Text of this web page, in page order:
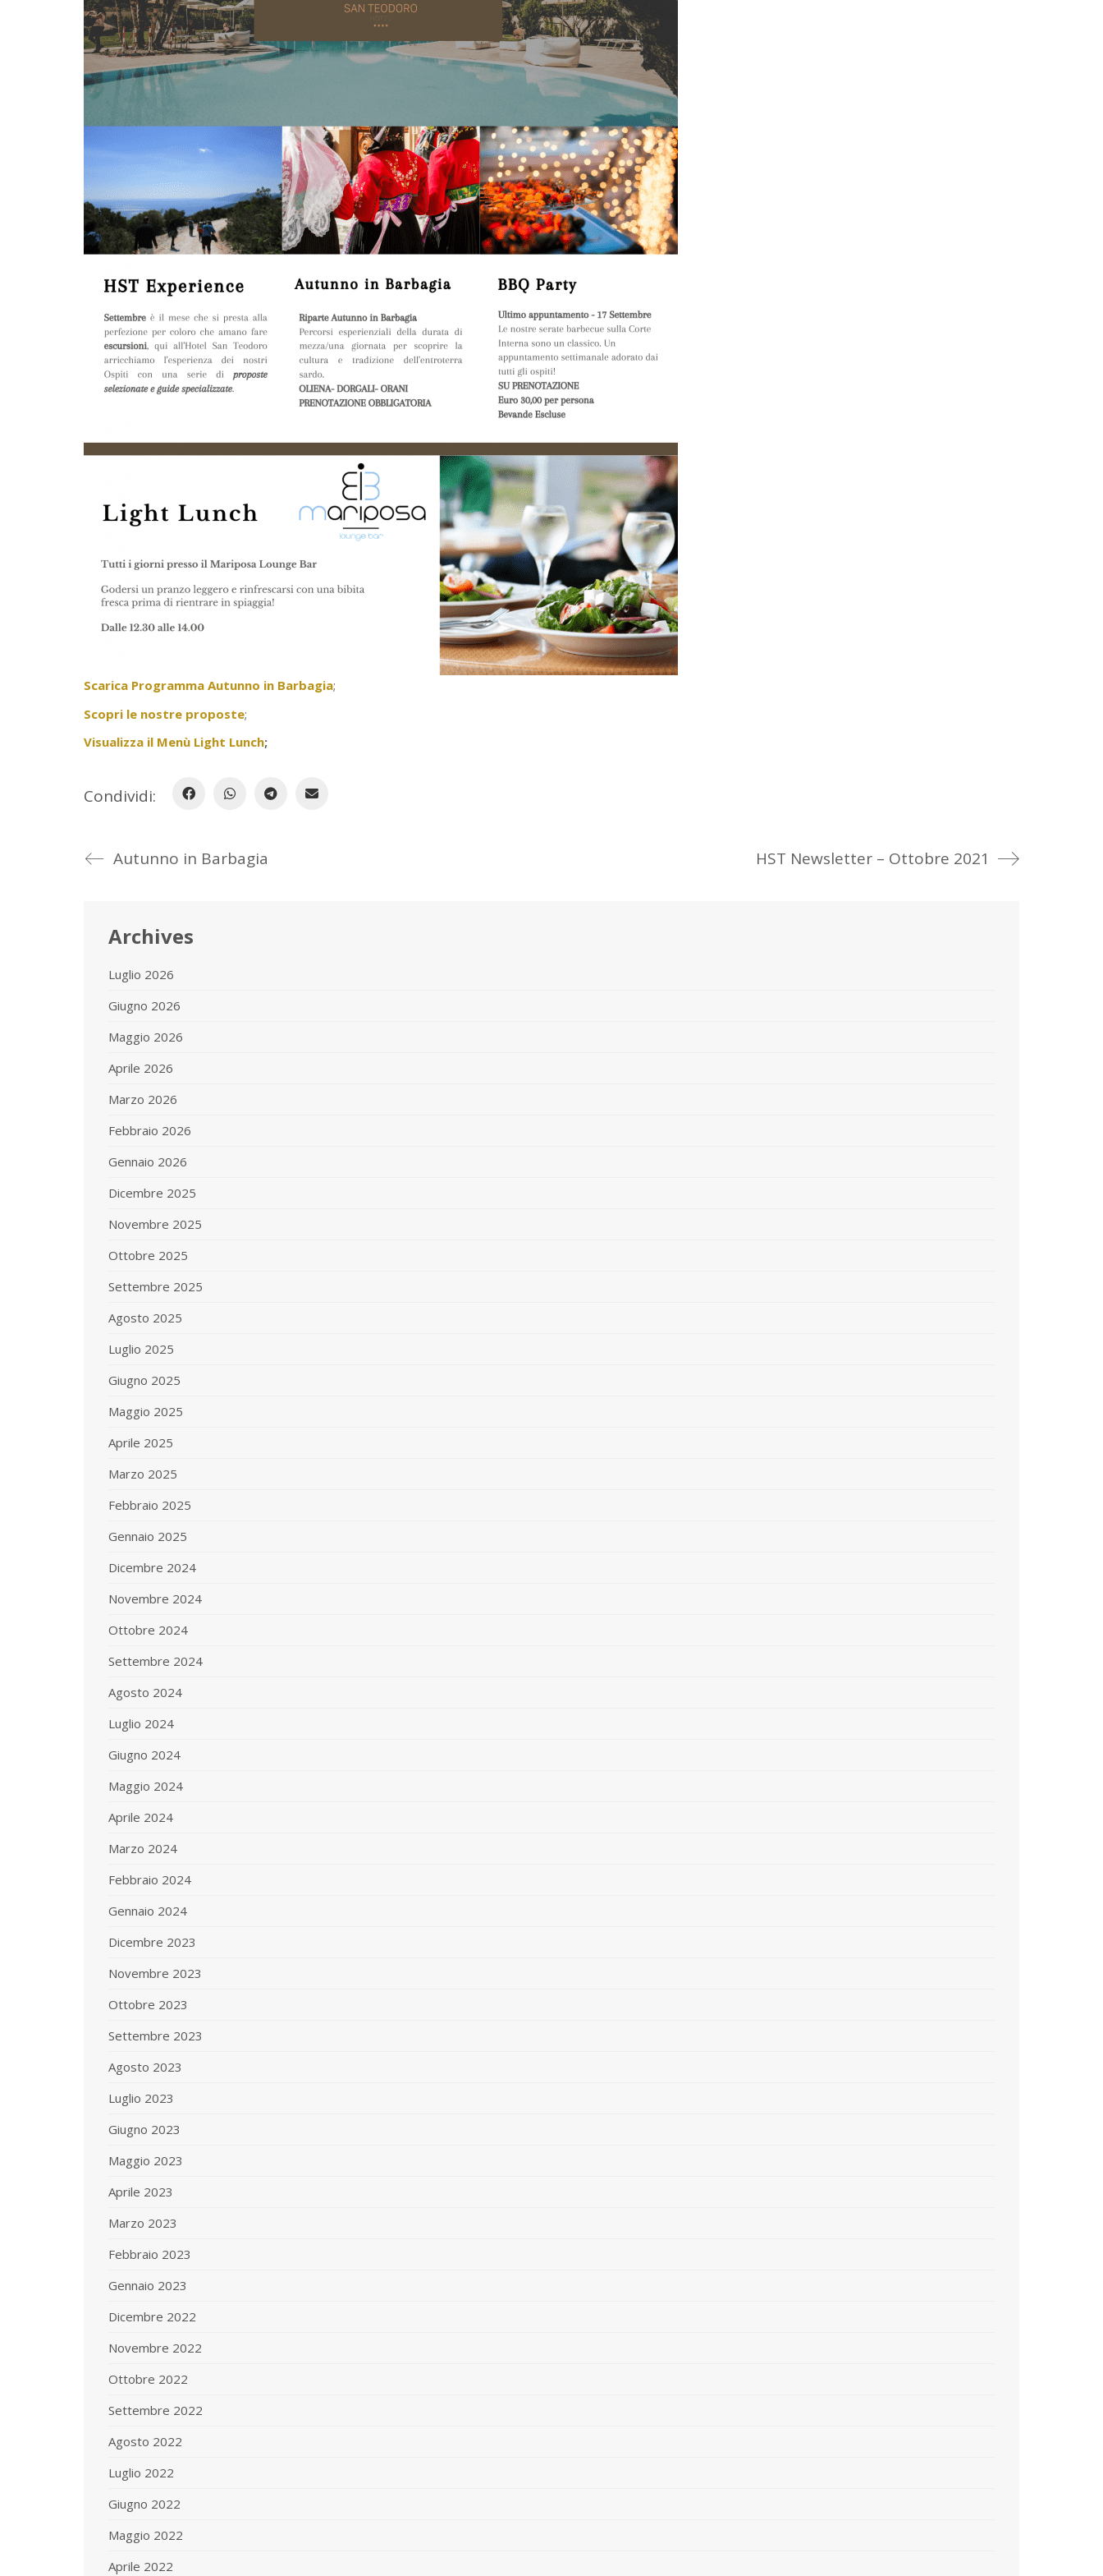
Scarica Programma Autunno in Barbagia;
Scopri le nostre proposte;
Visualizza il Menù Light Lunch;
Condividi:
Autunno in Barbagia HST Newsletter – Ottobre 2021
Archives
Luglio 2026
Giugno 2026
Maggio 2026
Aprile 2026
Marzo 2026
Febbraio 2026
Gennaio 2026
Dicembre 2025
Novembre 2025
Ottobre 2025
Settembre 2025
Agosto 2025
Luglio 2025
Giugno 2025
Maggio 2025
Aprile 2025
Marzo 2025
Febbraio 2025
Gennaio 2025
Dicembre 2024
Novembre 2024
Ottobre 2024
Settembre 2024
Agosto 2024
Luglio 2024
Giugno 2024
Maggio 2024
Aprile 2024
Marzo 2024
Febbraio 2024
Gennaio 2024
Dicembre 2023
Novembre 2023
Ottobre 2023
Settembre 2023
Agosto 2023
Luglio 2023
Giugno 2023
Maggio 2023
Aprile 2023
Marzo 2023
Febbraio 2023
Gennaio 2023
Dicembre 2022
Novembre 2022
Ottobre 2022
Settembre 2022
Agosto 2022
Luglio 2022
Giugno 2022
Maggio 2022
Aprile 2022